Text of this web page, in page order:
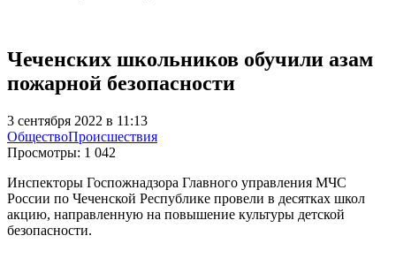
Чеченских школьников обучили азам
пожарной безопасности
3 сентября 2022 в 11:13
ОбществоПроисшествия
Просмотры: 1 042
Инспекторы Госпожнадзора Главного управления МЧС
России по Чеченской Республике провели в десятках школ
акцию, направленную на повышение культуры детской
безопасности.